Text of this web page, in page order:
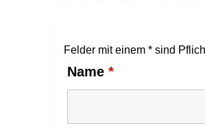
Felder mit einem * sind
Name *